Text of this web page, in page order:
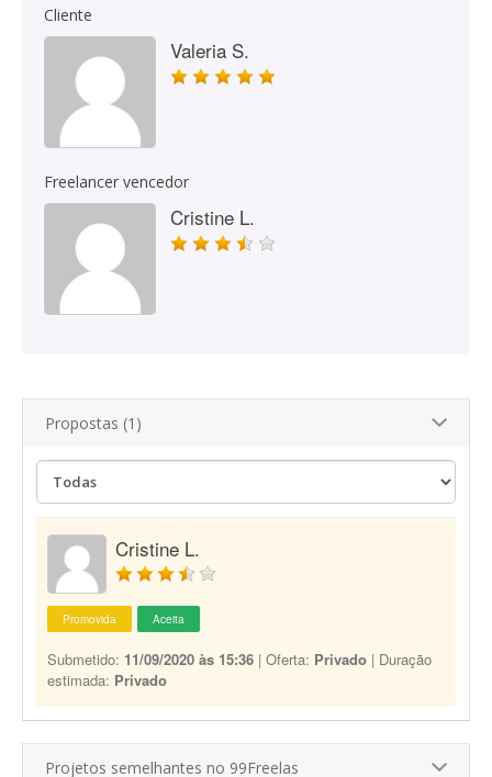
Cliente
Valeria S.
Freelancer vencedor
Cristine L.
Propostas (1)
Cristine L.
Promovida Aceita
Submetido: 11/09/2020 às 15:36 | Oferta: Privado | Duração
estimada: Privado
Projetos semelhantes no 99Freelas